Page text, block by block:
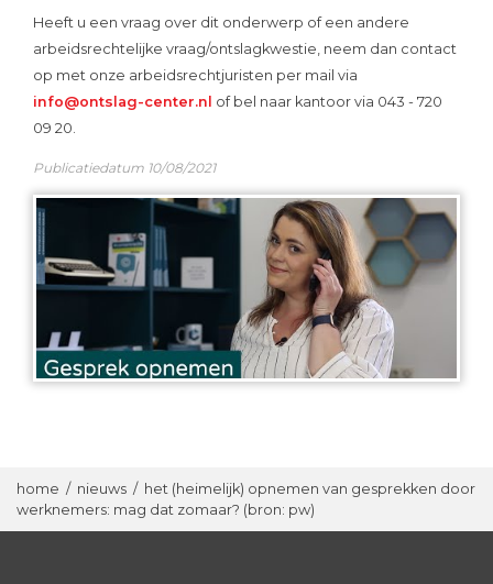
Heeft u een vraag over dit onderwerp of een andere
arbeidsrechtelijke vraag/ontslagkwestie, neem dan contact
op met onze arbeidsrechtjuristen per mail via
info@ontslag-center.nl of bel naar kantoor via 043 - 720
09 20.
Publicatiedatum 10/08/2021
home / nieuws / het (heimelijk) opnemen van gesprekken door
werknemers: mag dat zomaar? (bron: pw)